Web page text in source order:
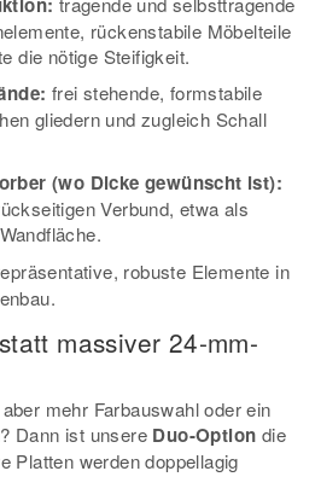
rückenstabile Möbelteile
die nötige Steifigkeit.
frei stehende, formstabile
gliedern und zugleich Schall
(wo Dicke gewünscht ist):
Verbund, etwa als
robuste Elemente in
massiver 24-mm-
mehr Farbauswahl oder ein
Dann ist unsere Duo-Option die
Platten werden doppellagig